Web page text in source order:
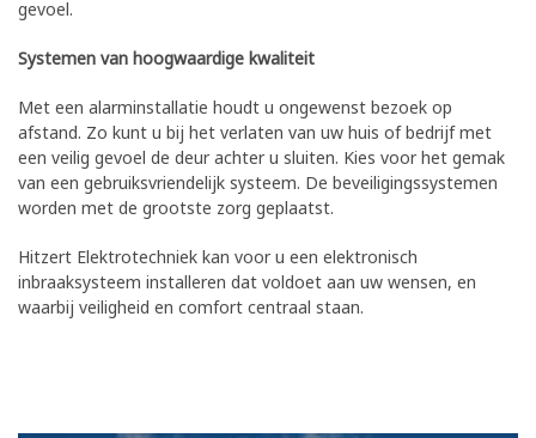
gevoel.
Systemen van hoogwaardige kwaliteit
Met een alarminstallatie houdt u ongewenst bezoek op
afstand. Zo kunt u bij het verlaten van uw huis of bedrijf met
een veilig gevoel de deur achter u sluiten. Kies voor het gemak
van een gebruiksvriendelijk systeem. De beveiligingssystemen
worden met de grootste zorg geplaatst.
Hitzert Elektrotechniek kan voor u een elektronisch
inbraaksysteem installeren dat voldoet aan uw wensen, en
waarbij veiligheid en comfort centraal staan.